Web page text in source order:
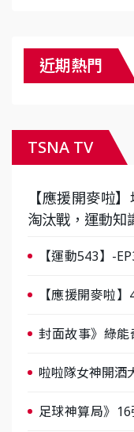
近期熱門
TSNA TV
【應援開麥啦
淘汰戰，運動知
【運動543】-
【應援開麥啦
封面故事》綠能
啦啦隊女神開酒
足球神算局》